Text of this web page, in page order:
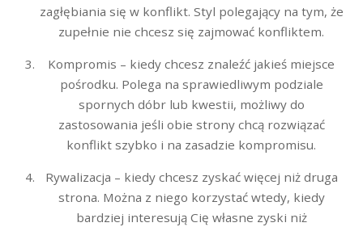
zagłębiania się w konflikt. Styl polegający na tym, że
zupełnie nie chcesz się zajmować konfliktem.
Kompromis – kiedy chcesz znaleźć jakieś miejsce
pośrodku. Polega na sprawiedliwym podziale
spornych dóbr lub kwestii, możliwy do
zastosowania jeśli obie strony chcą rozwiązać
konflikt szybko i na zasadzie kompromisu.
Rywalizacja – kiedy chcesz zyskać więcej niż druga
strona. Można z niego korzystać wtedy, kiedy
bardziej interesują Cię własne zyski niż